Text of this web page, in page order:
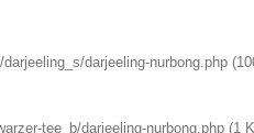
darjeeling-nurbong.php
tee_b/darjeeling-nurbong.php (1